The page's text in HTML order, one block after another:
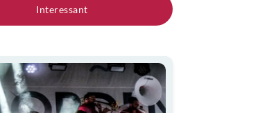
Interessant